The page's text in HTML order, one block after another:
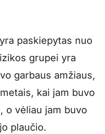
paskiepytas nuo
grupei yra
garbaus amžiaus,
kai jam buvo
o vėliau jam buvo
plaučio.